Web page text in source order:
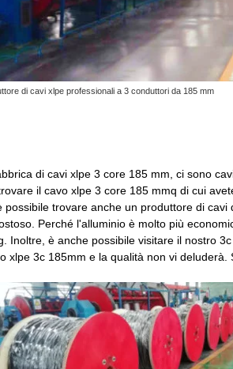
di cavi xlpe professionali a 3 conduttori da 185 mm
di cavi xlpe 3 core 185 mm, ci sono
il cavo xlpe 3 core 185 mmq di cui
possibile trovare anche un produttore di
Perché l'alluminio è molto più
Inoltre, è anche possibile visitare il nostro
xlpe 3c 185mm e la qualità non vi